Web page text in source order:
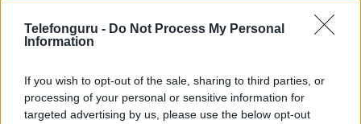
Telefonguru - Do Not Process My Personal
Information
If you wish to opt-out of the sale, sharing to third parties, or
processing of your personal or sensitive information for
targeted advertising by us, please use the below opt-out
kialakítás szempontjából döntő fontosságú lehet. Ezek a
szempontok kritikusak ahhoz, hogy megtaláljuk azokat a
Végül azt is fontos tudni, hogy a mobiltelefonok összehasonlítása
során minden felhasználó egyéni preferenciákkal rendelkezik, így a